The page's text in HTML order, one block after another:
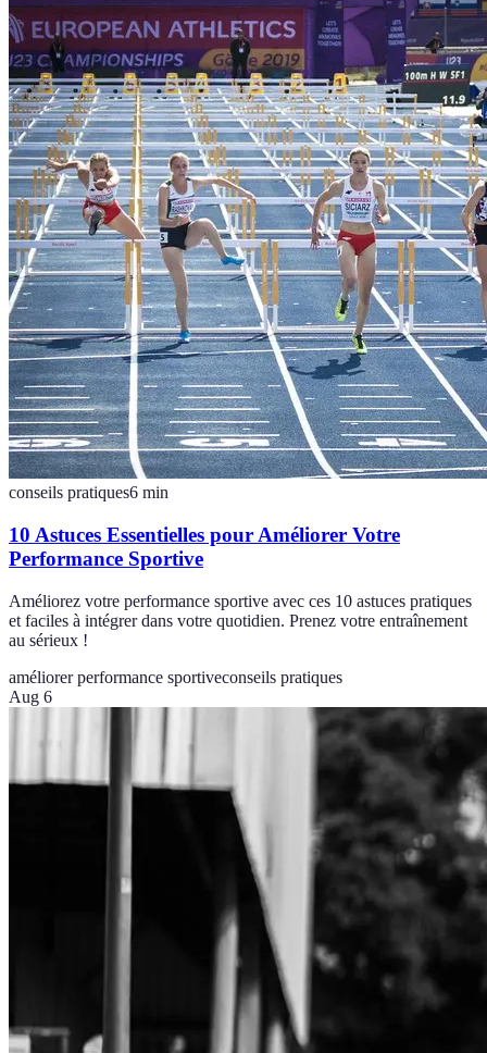
conseils pratiques6 min
10 Astuces Essentielles pour Améliorer Votre
Performance Sportive
Améliorez votre performance sportive avec ces 10 astuces pratiques
et faciles à intégrer dans votre quotidien. Prenez votre entraînement
au sérieux !
améliorer performance sportiveconseils pratiques
Aug 6